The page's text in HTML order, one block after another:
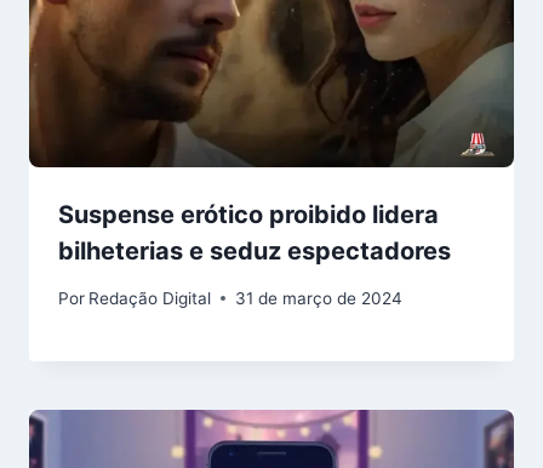
Suspense erótico proibido lidera
bilheterias e seduz espectadores
Por Redação Digital 31 de março de 2024